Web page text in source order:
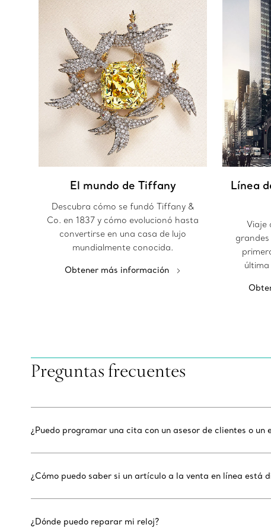
El mundo de Tiffany
Descubra cómo se fundó Tiffany &
Co. en 1837 y cómo evolucionó hasta
convertirse en una casa de lujo
mundialmente conocida.
Obtener más información
Línea
Viaje
Preguntas frecuentes
¿Puedo programar una cita con un asesor de clientes o
¿Cómo puedo saber si un artículo a la venta en línea está
¿Dónde puedo reparar mi reloj?